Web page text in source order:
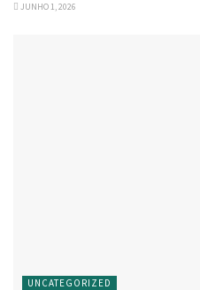
JUNHO 1, 2026
UNCATEGORIZED